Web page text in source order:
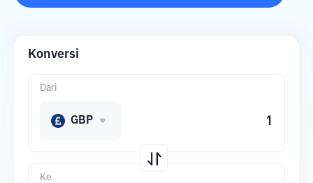
Konversi
Ke
Dari
GBP